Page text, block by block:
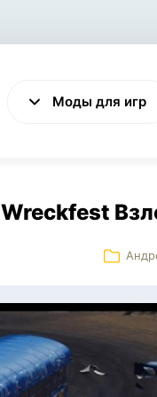
Моды для игр
VALHEIM
Wreckfest